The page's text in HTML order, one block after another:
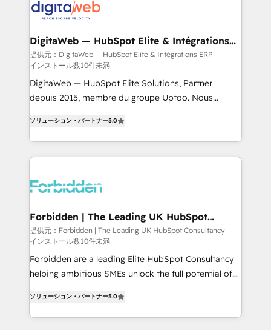
tailored to your GTM motion. 🔹 Migrations: Move
downtime. 🔹 RevOps Strategy: Align teams,
processes, and data to drive revenue efficiency. 🔹
Integrations: Connect HubSpot with your tech stack
for better adoption. 🔹 Custom Solutions: Build
tailored apps, workflows, and configurations. We are
our commitment to data security and compliance. At
OneMetric, we help revenue teams focus on the
OneMetric that matters most: revenue.
DigitaWeb — HubSpot Elite & Intégrations
ERP
提供元：DigitaWeb — HubSpot Elite & Intégrations ERP
インストール数10件未満
DigitaWeb — HubSpot Elite Solutions, Partner
depuis 2015, membre du groupe Uptoo. Nous
Ventes et Service sur HubSpot grâce à la Revenue
Architecture : alignement des équipes, pipeline
prévisible, croissance mesurable. 🔌 Intégrations
Dynamics..), VOIP (Aircall, Ringover, Modjo), Shopify,
Extensions (React), Serverless Node.js, Custom
Objects, thèmes HubL, agents IA & Breeze AI. 🎯
Secteurs : Industrie, Distribution B2B, SaaS, Services
B2B, Immobilier, Viticulture, Finance. 🚀 Nos livrables
: migration sécurisée, implémentation Marketing +
HubSpot temps réel, formation équipes. 🏆 +350
projets livrés. Accrédités HubSpot CRM
ソリューション・パートナー5.0
Forbidden | The Leading UK HubSpot
Consultancy
提供元：Forbidden | The Leading UK HubSpot Consultancy
インストール数10件未満
Forbidden are a leading Elite HubSpot Consultancy
helping ambitious SMEs unlock the full potential of
but never see the ROI they expected due to poor
adoption, messy data, and disconnected teams
ソリューション・パートナー5.0